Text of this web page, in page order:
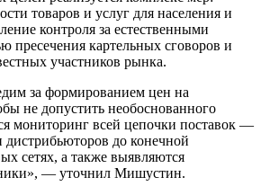
товаров и услуг для населения и
контроля за естественными
пресечения картельных сговоров и
участников рынка.
за формированием цен на
не допустить необоснованного
мониторинг всей цепочки поставок —
дистрибьюторов до конечной
сетях, а также выявляются
— уточнил Мишустин.